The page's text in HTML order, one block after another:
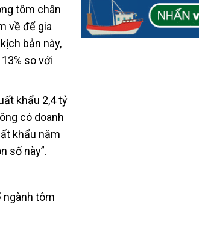
tôm chân
về để gia
bản này,
so với
khẩu 2,4 tỷ
có doanh
khẩu năm
số này”.
ngành tôm